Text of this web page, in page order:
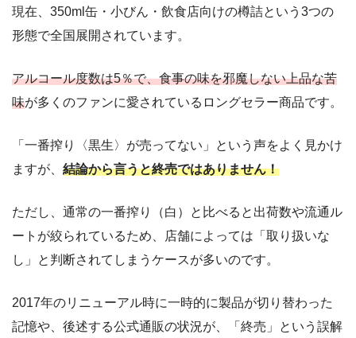
現在、350ml缶・小びん・飲食店向けの樽詰という3つの
形態で全国展開されています。
アルコール度数は5％で、食事の味を邪魔しない上品な苦
味が多くのファンに愛されているロングセラー商品です。
「一番搾り〈黒生〉が売ってない」という声をよく見かけ
ますが、 結論から言うと終売ではありません！
ただし、通常の一番搾り（白）と比べると出荷数や流通ル
ートが絞られているため、店舗によっては「取り扱いな
し」と判断されてしまうケースが多いのです。
2017年のリニューアル時に一時的に製品が切り替わった
記憶や、後述する公式通販の状況が、「終売」という誤解